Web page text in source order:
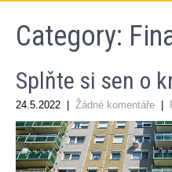
Category:
Splňte si sen o
24.5.2022 Žádné komentáře